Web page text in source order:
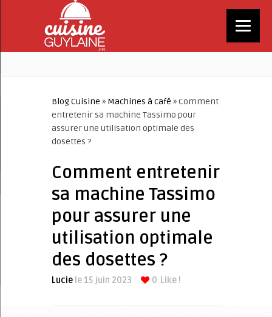
Blog Cuisine » Machines à café » Comment
entretenir sa machine Tassimo pour
assurer une utilisation optimale des
dosettes ?
Comment entretenir
sa machine Tassimo
pour assurer une
utilisation optimale
des dosettes ?
Lucie le 15 juin 2023 0 Like !